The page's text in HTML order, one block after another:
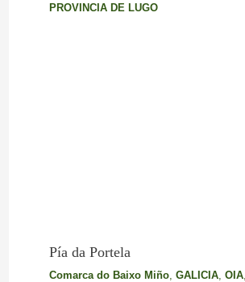
PROVINCIA DE LUGO
Pía da Portela
Comarca do Baixo Miño, GALICIA, OIA,